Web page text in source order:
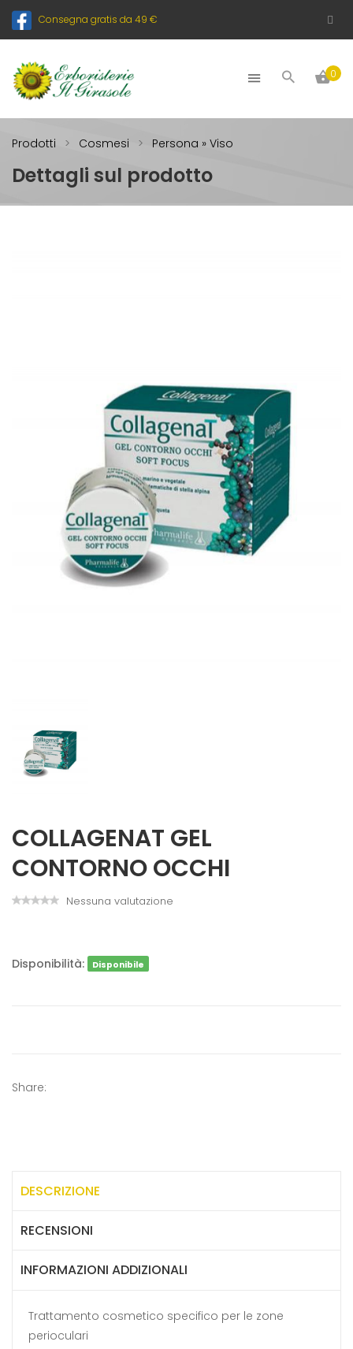
Consegna gratis da 49 €
0
Prodotti Cosmesi Persona » Viso
Dettagli sul prodotto
COLLAGENAT GEL
CONTORNO OCCHI
Nessuna valutazione
Disponibilità: Disponibile
Share:
DESCRIZIONE
RECENSIONI
INFORMAZIONI ADDIZIONALI
Trattamento cosmetico specifico per le zone
perioculari